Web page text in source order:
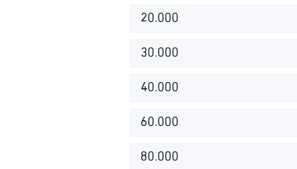
20.000
30.000
40.000
60.000
80.000